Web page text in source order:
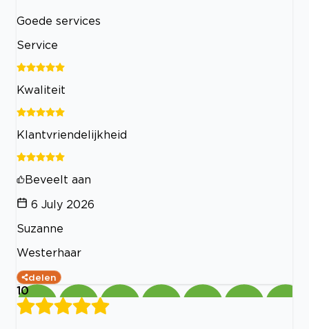
Goede services
Service
Kwaliteit
Klantvriendelijkheid
Beveelt aan
6 July 2026
Suzanne
Westerhaar
delen
10